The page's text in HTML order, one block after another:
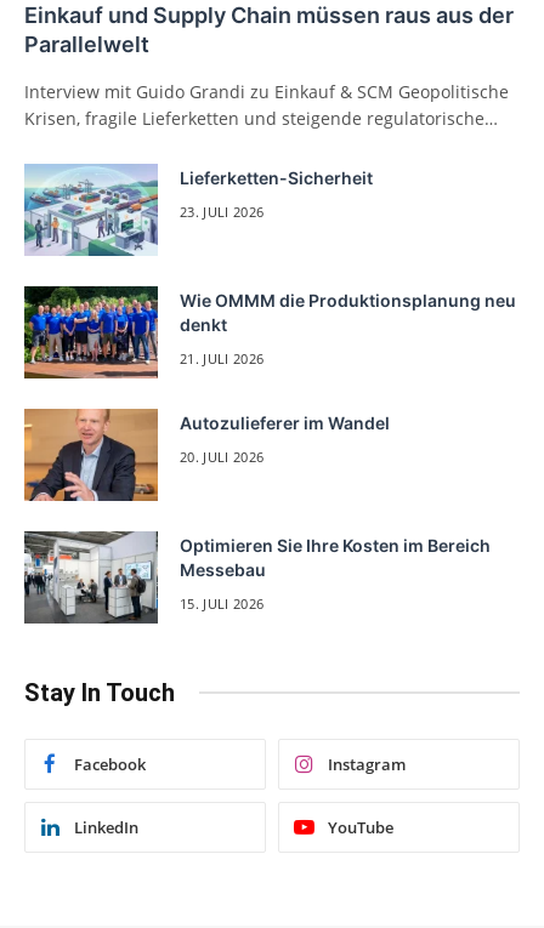
Einkauf und Supply Chain müssen raus aus der
Parallelwelt
Interview mit Guido Grandi zu Einkauf & SCM Geopolitische
Krisen, fragile Lieferketten und steigende regulatorische…
Lieferketten-Sicherheit
23. JULI 2026
Wie OMMM die Produktionsplanung neu
denkt
21. JULI 2026
Autozulieferer im Wandel
20. JULI 2026
Optimieren Sie Ihre Kosten im Bereich
Messebau
15. JULI 2026
Stay In Touch
Facebook Instagram
LinkedIn YouTube